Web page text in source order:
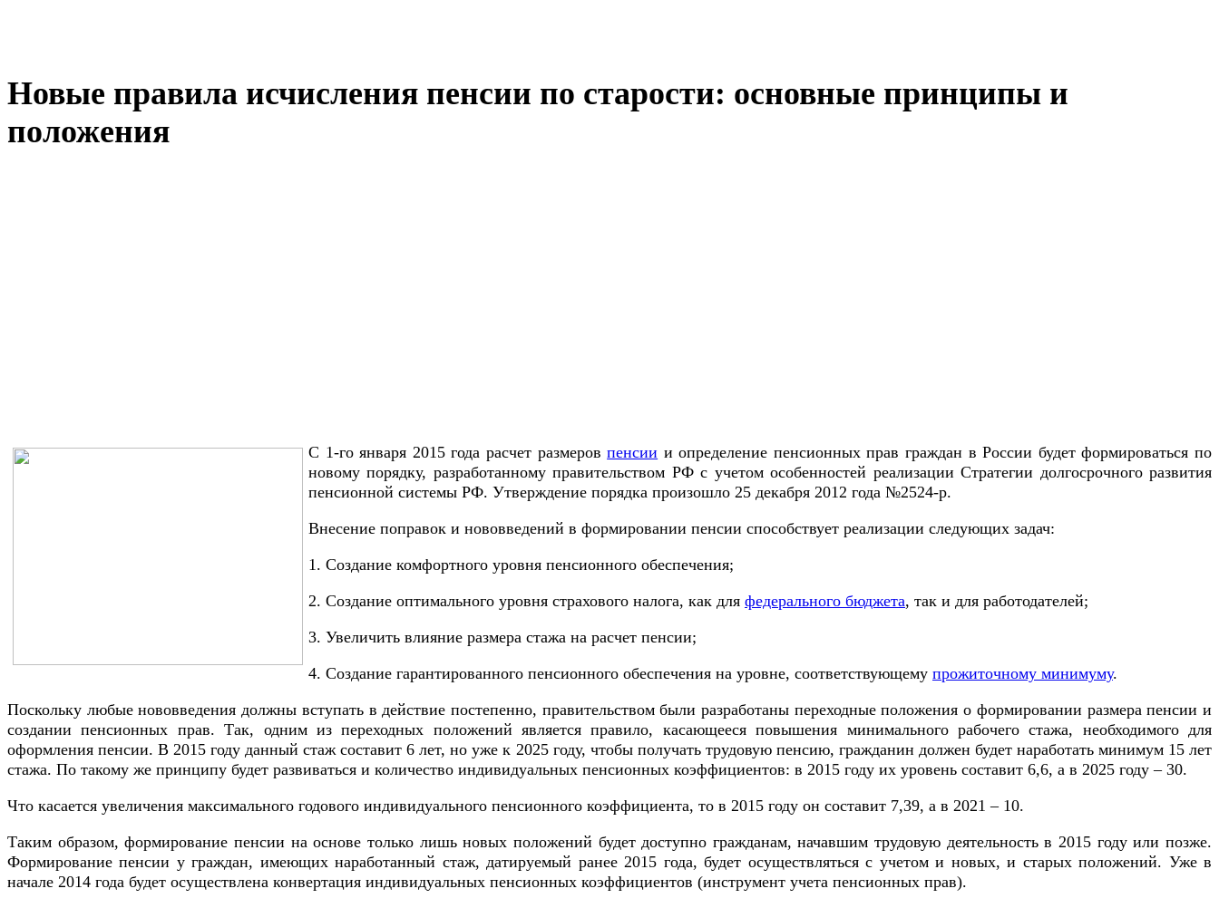
Новые правила исчисления пенсии по старости: основные принципы и
положения
С 1-го января 2015 года расчет размеровпенсии и определение пенсионных прав граждан в России будет формироваться по
новому порядку, разработанному правительством РФ с учетом особенностей реализации Стратегии долгосрочного развития
пенсионной системы РФ. Утверждение порядка произошло 25 декабря 2012 года №2524-р.
Внесение поправок и нововведений в формировании пенсии способствует реализации следующих задач:
1. Создание комфортного уровня пенсионного обеспечения;
2. Создание оптимального уровня страхового налога, как для федерального бюджета, так и для работодателей;
3. Увеличить влияние размера стажа на расчет пенсии;
4. Создание гарантированного пенсионного обеспечения на уровне, соответствующему прожиточному минимуму.
Поскольку любые нововведения должны вступать в действие постепенно, правительством были разработаны переходные положения о формировании размера пенсии и
создании пенсионных прав. Так, одним из переходных положений является правило, касающееся повышения минимального рабочего стажа, необходимого для
оформления пенсии. В 2015 году данный стаж составит 6 лет, но уже к 2025 году, чтобы получать трудовую пенсию, гражданин должен будет наработать минимум 15 лет
стажа. По такому же принципу будет развиваться и количество индивидуальных пенсионных коэффициентов: в 2015 году их уровень составит 6,6, а в 2025 году – 30.
Что касается увеличения максимального годового индивидуального пенсионного коэффициента, то в 2015 году он составит 7,39, а в 2021 – 10.
Таким образом, формирование пенсии на основе только лишь новых положений будет доступно гражданам, начавшим трудовую деятельность в 2015 году или позже.
Формирование пенсии у граждан, имеющих наработанный стаж, датируемый ранее 2015 года, будет осуществляться с учетом и новых, и старых положений. Уже в
начале 2014 года будет осуществлена конвертация индивидуальных пенсионных коэффициентов (инструмент учета пенсионных прав).